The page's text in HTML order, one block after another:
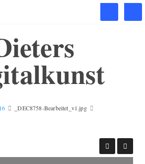
_DEC8758-Bearbeitet_v1.jpg